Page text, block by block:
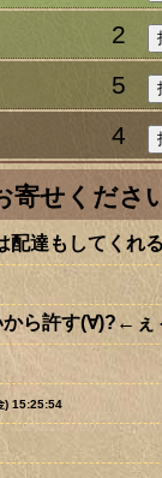
2
5
4
せくださ
配達もしてくれ
から許す(∀)?←ぇ
) 15:25:54